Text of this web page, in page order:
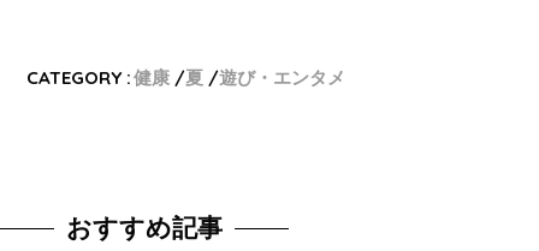
CATEGORY :健康 夏 遊び・エンタメ
おすすめ記事